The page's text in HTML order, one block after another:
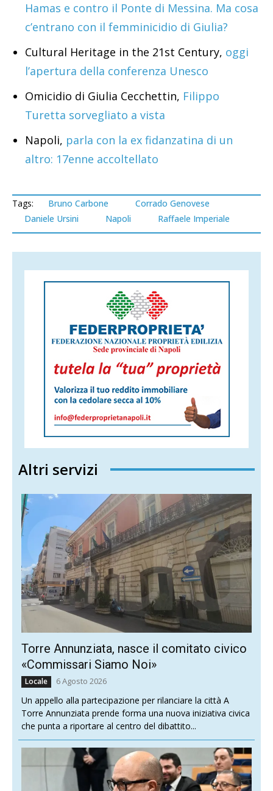
Hamas e contro il Ponte di Messina. Ma cosa
c’entrano con il femminicidio di Giulia?
Cultural Heritage in the 21st Century, oggi
l’apertura della conferenza Unesco
Omicidio di Giulia Cecchettin, Filippo
Turetta sorvegliato a vista
Napoli, parla con la ex fidanzatina di un
altro: 17enne accoltellato
Tags: Bruno Carbone
Corrado Genovese
Daniele Ursini
Napoli Raffaele Imperiale
Altri servizi
Torre Annunziata, nasce il comitato civico
«Commissari Siamo Noi»
Locale 6 Agosto 2026
Un appello alla partecipazione per rilanciare la città A
Torre Annunziata prende forma una nuova iniziativa civica
che punta a riportare al centro del dibattito...